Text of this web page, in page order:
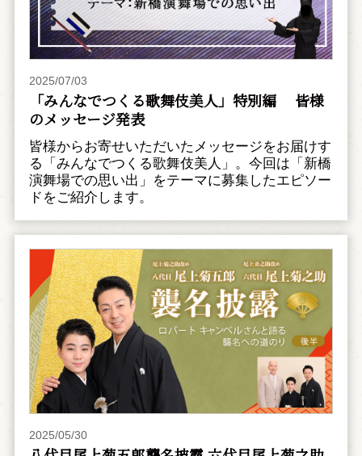
2025/07/03
「みんなでつくる歌舞伎美人」特別編 皆様
のメッセージ発表
皆様からお寄せいただいたメッセージをお届けす
る「みんなでつくる歌舞伎美人」。今回は「新橋
演舞場での思い出」をテーマに募集したエピソー
ドをご紹介します。
2025/05/30